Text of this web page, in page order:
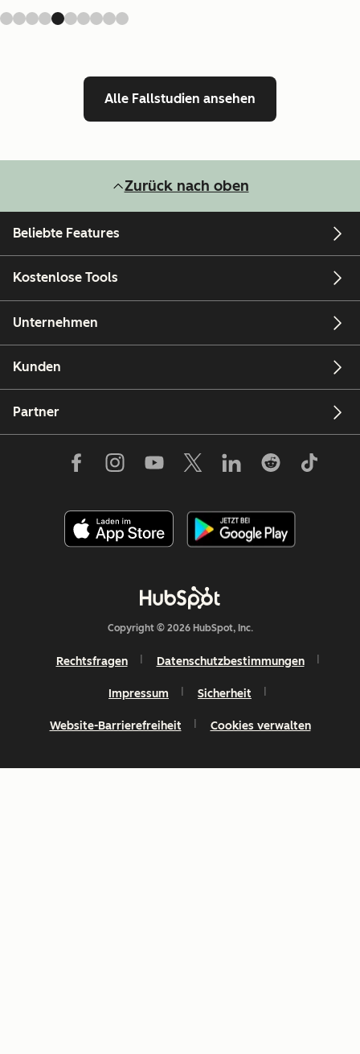
Alle Fallstudien ansehen
Zurück nach oben
Beliebte Features
Kostenlose Tools
Unternehmen
Kunden
Partner
Copyright © 2026 HubSpot, Inc.
Rechtsfragen Datenschutzbestimmungen
Impressum Sicherheit
Website-Barrierefreiheit Cookies verwalten